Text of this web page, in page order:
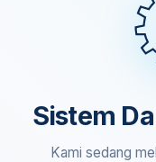
Sistem
Kami sedang